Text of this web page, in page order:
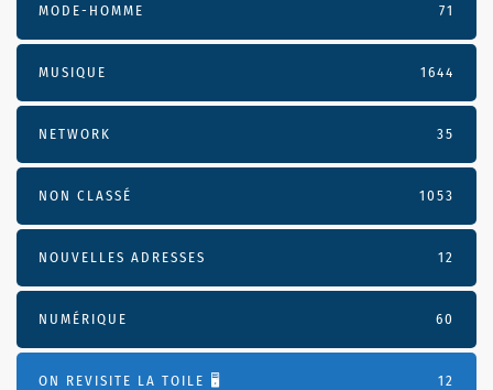
MODE-HOMME 71
MUSIQUE 1644
NETWORK 35
NON CLASSÉ 1053
NOUVELLES ADRESSES 12
NUMÉRIQUE 60
ON REVISITE LA TOILE 🖥️ 12